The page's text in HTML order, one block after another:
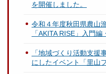
を開催しました。
令和４年度秋田県農山
「AKITA RISE」入門
「地域づくり活動支援
にしたイベント「里山